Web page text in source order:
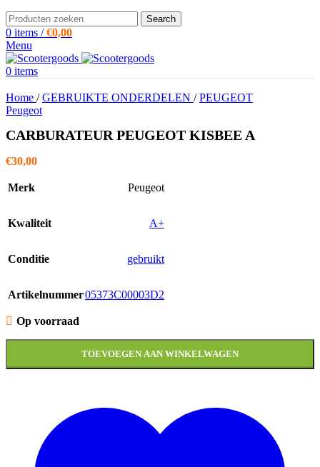
Search
0 items / €0,00
Menu
0 items
Home / GEBRUIKTE ONDERDELEN / PEUGEOT
Peugeot
CARBURATEUR PEUGEOT KISBEE A
€30,00
Merk Peugeot
Kwaliteit A+
Conditie gebruikt
Artikelnummer05373C00003D2
Op voorraad
TOEVOEGEN AAN WINKELWAGEN